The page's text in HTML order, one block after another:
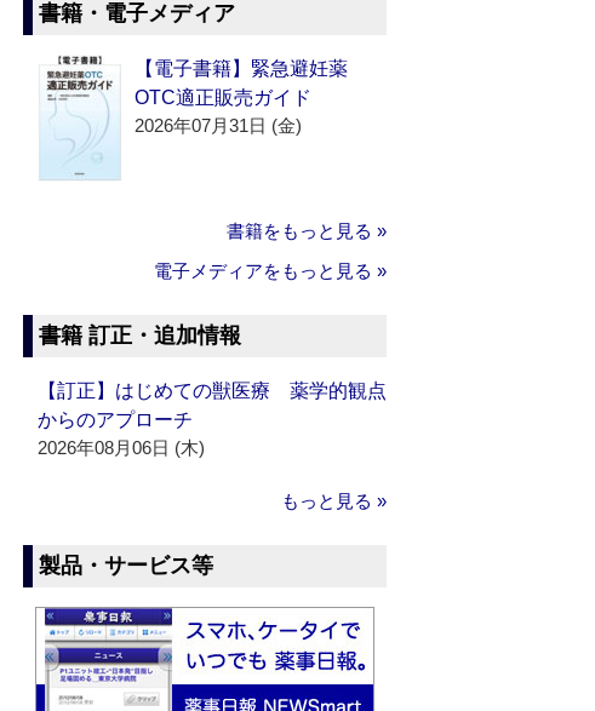
書籍・電子メディア
【電子書籍】緊急避妊薬
OTC適正販売ガイド
2026年07月31日 (金)
書籍をもっと見る »
電子メディアをもっと見る »
書籍 訂正・追加情報
【訂正】はじめての獣医療 薬学的観点
からのアプローチ
2026年08月06日 (木)
もっと見る »
製品・サービス等